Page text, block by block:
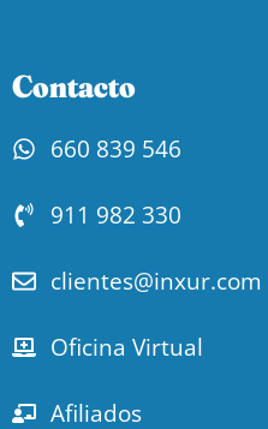
Contacto
660 839 546
911 982 330
clientes@inxur.com
Oficina Virtual
Afiliados